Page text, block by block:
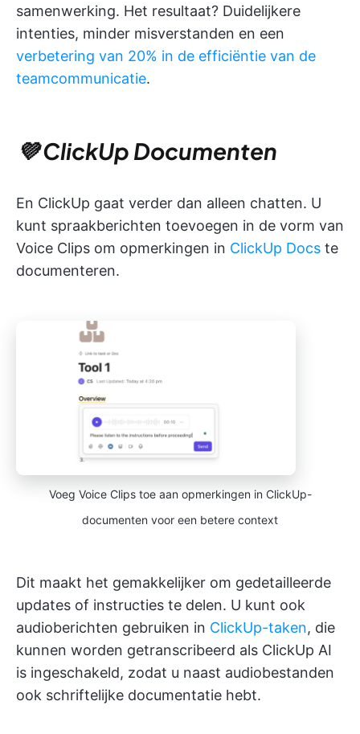
samenwerking. Het resultaat? Duidelijkere
intenties, minder misverstanden en een
verbetering van 20% in de efficiëntie van de
teamcommunicatie.
💜 ClickUp Documenten
En ClickUp gaat verder dan alleen chatten. U
kunt spraakberichten toevoegen in de vorm van
Voice Clips om opmerkingen in ClickUp Docs te
documenteren.
Voeg Voice Clips toe aan opmerkingen in ClickUp-
documenten voor een betere context
Dit maakt het gemakkelijker om gedetailleerde
updates of instructies te delen. U kunt ook
audioberichten gebruiken in ClickUp-taken, die
kunnen worden getranscribeerd als ClickUp AI
is ingeschakeld, zodat u naast audiobestanden
ook schriftelijke documentatie hebt.